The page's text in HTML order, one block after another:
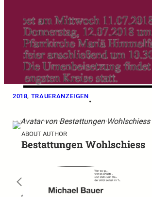
2018, TRAUERANZEIGEN
•
ABOUT AUTHOR
Bestattungen Wohlschiess
←